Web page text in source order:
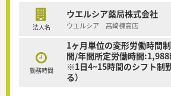
法人名
ウエルシア薬局株式会社
ウエルシア 高崎棟高店
勤務時間
1ヶ月単位の変形労働時間
間/年間所定労働時間:1,988
※1日4~15時間のシフト制
る）